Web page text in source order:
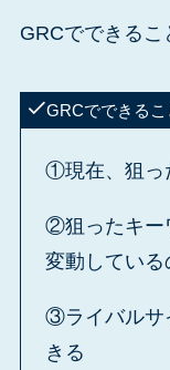
GRCでできるこ
GRCでできるこ
①現在、狙っ
②狙ったキー
変動してい
③ライバルサ
きる